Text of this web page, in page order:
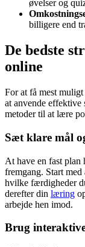
øvelser og
billigere end
De bedste
online
For at få mest
at anvende effektive
metoder til at lære
Sæt klare mål
At have en fast
fremgang. Start
hvilke færdigheder
derefter din læring
arbejde hen imod.
Brug